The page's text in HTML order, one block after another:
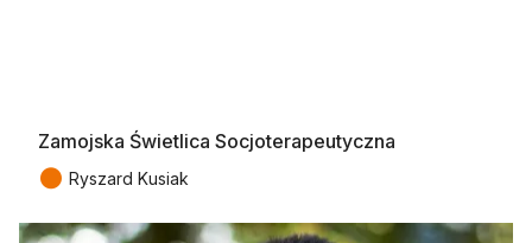
Zamojska Świetlica Socjoterapeutyczna
● Ryszard Kusiak